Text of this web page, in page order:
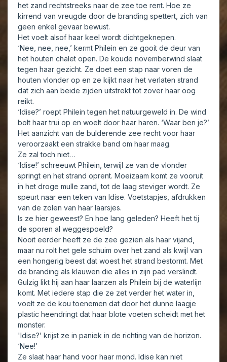
het zand rechtstreeks naar de zee toe rent. Hoe ze
kirrend van vreugde door de branding spettert, zich van
geen enkel gevaar bewust.
Het voelt alsof haar keel wordt dichtgeknepen.
‘Nee, nee, nee,’ kermt Philein en ze gooit de deur van
het houten chalet open. De koude novemberwind slaat
tegen haar gezicht. Ze doet een stap naar voren de
houten vlonder op en ze kijkt naar het verlaten strand
dat zich aan beide zijden uitstrekt tot zover haar oog
reikt.
‘Idise?’ roept Philein tegen het natuurgeweld in. De wind
bolt haar trui op en woelt door haar haren. ‘Waar ben je?’
Het aanzicht van de bulderende zee recht voor haar
veroorzaakt een strakke band om haar maag.
Ze zal toch niet…
‘Idise!’ schreeuwt Philein, terwijl ze van de vlonder
springt en het strand oprent. Moeizaam komt ze vooruit
in het droge mulle zand, tot de laag steviger wordt. Ze
speurt naar een teken van Idise. Voetstapjes, afdrukken
van de zolen van haar laarsjes.
Is ze hier geweest? En hoe lang geleden? Heeft het tij
de sporen al weggespoeld?
Nooit eerder heeft ze de zee gezien als haar vijand,
maar nu rolt het gele schuim over het zand als kwijl van
een hongerig beest dat woest het strand bestormt. Met
de branding als klauwen die alles in zijn pad verslindt.
Gulzig likt hij aan haar laarzen als Philein bij de waterlijn
komt. Met iedere stap die ze zet verder het water in,
voelt ze de kou toenemen dat door het dunne laagje
plastic heendringt dat haar blote voeten scheidt met het
monster.
'Idise?’ krijst ze in paniek in de richting van de horizon.
‘Nee!’
Ze slaat haar hand voor haar mond. Idise kan niet